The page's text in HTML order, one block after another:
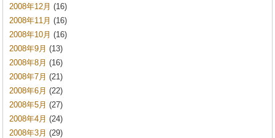
2008年12月 (16)
2008年11月 (16)
2008年10月 (16)
2008年9月 (13)
2008年8月 (16)
2008年7月 (21)
2008年6月 (22)
2008年5月 (27)
2008年4月 (24)
2008年3月 (29)